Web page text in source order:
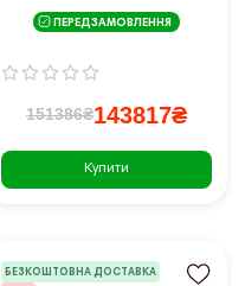
ПЕРЕДЗАМОВЛЕННЯ
151386₴143817₴
Купити
БЕЗКОШТОВНА ДОСТАВКА